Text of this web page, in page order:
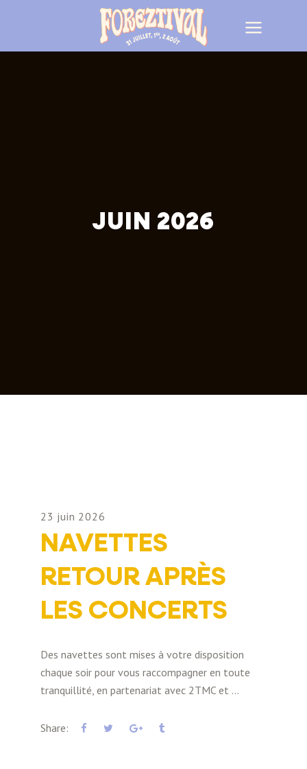
JUIN 2026
23 juin 2026
NAVETTES
RETOUR APRÈS
LES CONCERTS
Des navettes sont mises à votre disposition
chaque soir pour vous raccompagner en toute
tranquillité, en partenariat avec 2TMC et
Share: